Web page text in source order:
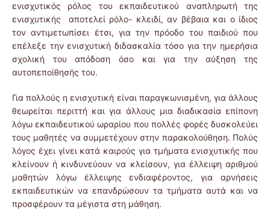
ενισχυτικός ρόλος του εκπαιδευτικού αναπληρωτή της
ενισχυτικής αποτελεί ρόλο- κλειδί, αν βέβαια και ο ίδιος
τον αντιμετωπίσει έτσι, για την πρόοδο του παιδιού που
επέλεξε την ενισχυτική διδασκαλία τόσο για την ημερήσια
σχολική του απόδοση όσο και για την αύξηση της
αυτοπεποίθησής του.
Για πολλούς η ενισχυτική είναι παραγκωνισμένη, για άλλους
θεωρείται περιττή και για άλλους μια διαδικασία επίπονη
λόγω εκπαιδευτικού ωραρίου που πολλές φορές δυσκολεύει
τους μαθητές να συμμετέχουν στην παρακολούθηση. Πολύς
λόγος έχει γίνει κατά καιρούς για τμήματα ενισχυτικής που
κλείνουν ή κινδυνεύουν να κλείσουν, για έλλειψη αριθμού
μαθητών λόγω έλλειψης ενδιαφέροντος, για αρνήσεις
εκπαιδευτικών να επανδρώσουν τα τμήματα αυτά και να
προσφέρουν τα μέγιστα στη μάθηση.